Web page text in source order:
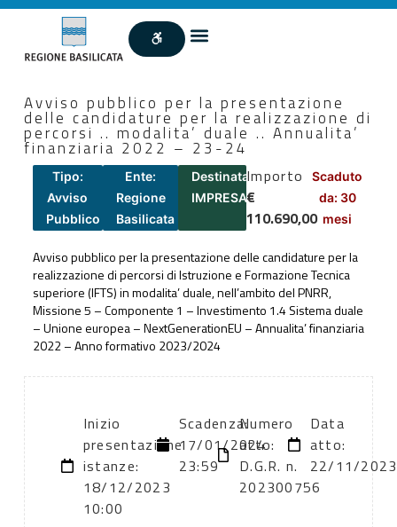
Avviso pubblico per la presentazione
delle candidature per la realizzazione di
percorsi .. modalita’ duale .. Annualita’
finanziaria 2022 – 23-24
Tipo:
Avviso
Pubblico
Ente:
Regione
Basilicata
Destinatari:
IMPRESA
Importo
€
110.690,00
Scaduto
da: 30
mesi
Avviso pubblico per la presentazione delle candidature per la
realizzazione di percorsi di Istruzione e Formazione Tecnica
superiore (IFTS) in modalita’ duale, nell’ambito del PNRR,
Missione 5 – Componente 1 – Investimento 1.4 Sistema duale
– Unione europea – NextGenerationEU – Annualita’ finanziaria
2022 – Anno formativo 2023/2024
Inizio
presentazione
istanze:
18/12/2023
10:00
Scadenza:
17/01/2024
23:59
Numero
atto:
D.G.R. n.
202300756
Data
atto:
22/11/2023